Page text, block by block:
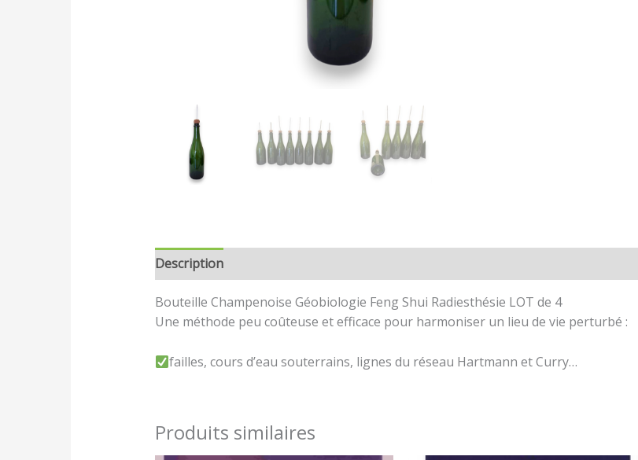
Description
Bouteille Champenoise Géobiologie Feng Shui Radiesthésie LOT de 4
Une méthode peu coûteuse et efficace pour harmoniser un lieu de vie perturbé :
failles, cours d’eau souterrains, lignes du réseau Hartmann et Curry…
Produits similaires